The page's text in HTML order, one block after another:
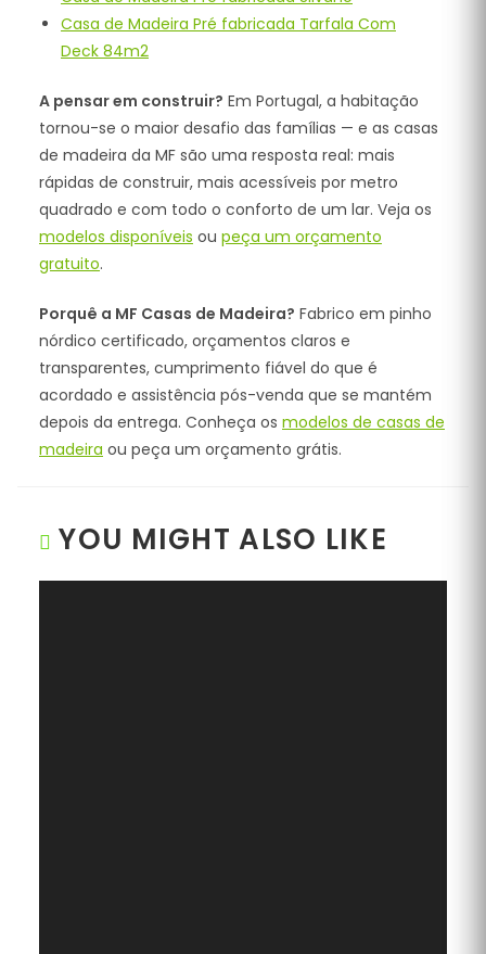
Casa de Madeira Pré fabricada Tarfala Com
Deck 84m2
A pensar em construir? Em Portugal, a habitação
tornou-se o maior desafio das famílias — e as casas
de madeira da MF são uma resposta real: mais
rápidas de construir, mais acessíveis por metro
quadrado e com todo o conforto de um lar. Veja os
modelos disponíveis ou peça um orçamento
gratuito.
Porquê a MF Casas de Madeira? Fabrico em pinho
nórdico certificado, orçamentos claros e
transparentes, cumprimento fiável do que é
acordado e assistência pós-venda que se mantém
depois da entrega. Conheça os modelos de casas de
madeira ou peça um orçamento grátis.
YOU MIGHT ALSO LIKE